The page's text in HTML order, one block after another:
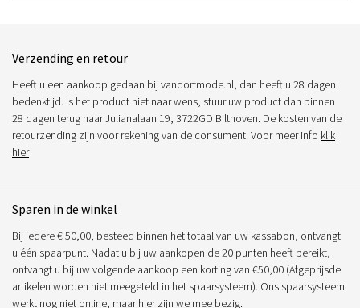
Verzending en retour
Heeft u een aankoop gedaan bij vandortmode.nl, dan heeft u 28 dagen
bedenktijd. Is het product niet naar wens, stuur uw product dan binnen
28 dagen terug naar Julianalaan 19, 3722GD Bilthoven. De kosten van de
retourzending zijn voor rekening van de consument. Voor meer info klik
hier
Sparen in de winkel
Bij iedere € 50,00, besteed binnen het totaal van uw kassabon, ontvangt
u één spaarpunt. Nadat u bij uw aankopen de 20 punten heeft bereikt,
ontvangt u bij uw volgende aankoop een korting van €50,00 (Afgeprijsde
artikelen worden niet meegeteld in het spaarsysteem). Ons spaarsysteem
werkt nog niet online, maar hier zijn we mee bezig.